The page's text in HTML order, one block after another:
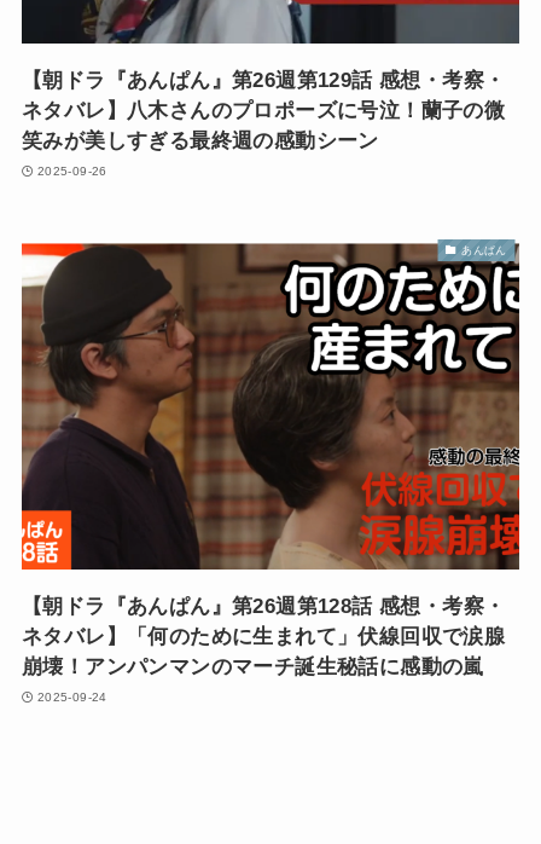
【朝ドラ『あんぱん』第26週第129話 感想・考察・
ネタバレ】八木さんのプロポーズに号泣！蘭子の微
笑みが美しすぎる最終週の感動シーン
2025-09-26
あんぱん
【朝ドラ『あんぱん』第26週第128話 感想・考察・
ネタバレ】「何のために生まれて」伏線回収で涙腺
崩壊！アンパンマンのマーチ誕生秘話に感動の嵐
2025-09-24